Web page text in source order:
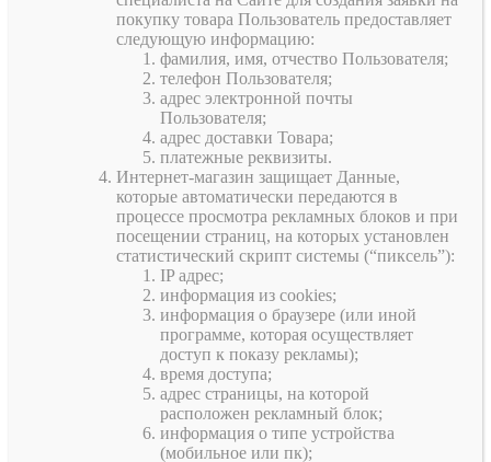
покупку товара Пользователь предоставляет
следующую информацию:
фамилия, имя, отчество Пользователя;
телефон Пользователя;
адрес электронной почты
Пользователя;
адрес доставки Товара;
платежные реквизиты.
Интернет-магазин защищает Данные,
которые автоматически передаются в
процессе просмотра рекламных блоков и при
посещении страниц, на которых установлен
статистический скрипт системы (“пиксель”):
IP адрес;
информация из cookies;
информация о браузере (или иной
программе, которая осуществляет
доступ к показу рекламы);
время доступа;
адрес страницы, на которой
расположен рекламный блок;
информация о типе устройства
(мобильное или пк);